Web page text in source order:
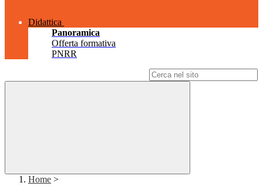
Didattica
Panoramica
Offerta formativa
PNRR
Home >